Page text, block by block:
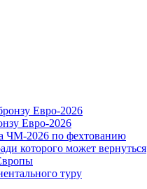
Евро-2026
ЧМ-2026 по фехтованию
которого может вернуться
туру